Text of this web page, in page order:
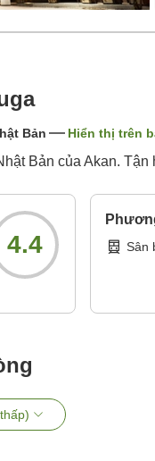
Bản Hiển thị trên
Bản của Akan.
4.4
Sân